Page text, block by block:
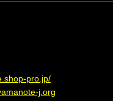
pro.jp/
j.org